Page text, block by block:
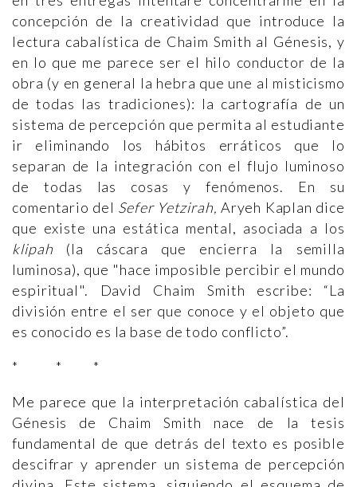
concepción de la creatividad que introduce la
lectura cabalística de Chaim Smith al Génesis, y
en lo que me parece ser el hilo conductor de la
obra (y en general la hebra que une al misticismo
de todas las tradiciones): la cartografía de un
sistema de percepción que permita al estudiante
ir eliminando los hábitos erráticos que lo
separan de la integración con el flujo luminoso
de todas las cosas y fenómenos. En su
comentario del Sefer Yetzirah, Aryeh Kaplan dice
que existe una estática mental, asociada a los
klipah (la cáscara que encierra la semilla
luminosa), que "hace imposible percibir el mundo
espiritual". David Chaim Smith escribe: “La
división entre el ser que conoce y el objeto que
es conocido es la base de todo conflicto”.
* * *
Me parece que la interpretación cabalística del
Génesis de Chaim Smith nace de la tesis
fundamental de que detrás del texto es posible
descifrar y aprender un sistema de percepción